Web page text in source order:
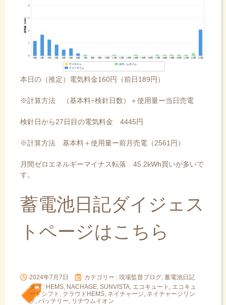
本日の（推定）電気料金160円（前日189円）
※計算方法 （基本料÷検針日数）＋使用量ー当日売電
検針日から27日目の電気料金 4445円
※計算方法 基本料＋使用量ー前月売電（2561円）
月間ゼロエネルギーマイナス転落 45.2kWh買いが多いで
す。
蓄電池日記ダイジェス
トページはこちら
2024年7月7日 カテゴリー : 現場監督ブログ, 蓄電池日記
タグ : HEMS, NACHAGE, SUNVISTA, エコキュート , エコキュ
ートシフト , クラウドHEMS, ネイチャージ, ネイチャージリン
ク, バッテリー, リチウムイオン